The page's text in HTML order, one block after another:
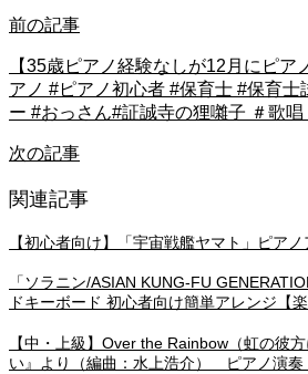
前の記事
【35歳ピアノ経験なしが12月にピア
アノ #ピアノ初心者 #保育士 #保育士
ー #おっさん#証誠寺の狸囃子 ＃歌
次の記事
関連記事
【初心者向け】「宇宙戦艦ヤマト」ピア
「ソラニン/ASIAN KUNG-FU
ドキーボード 初心者向け簡単アレンジ【
【中・上級】Over the Rainbow（虹の彼
い』より（編曲：水上浩介） ピアノ演奏